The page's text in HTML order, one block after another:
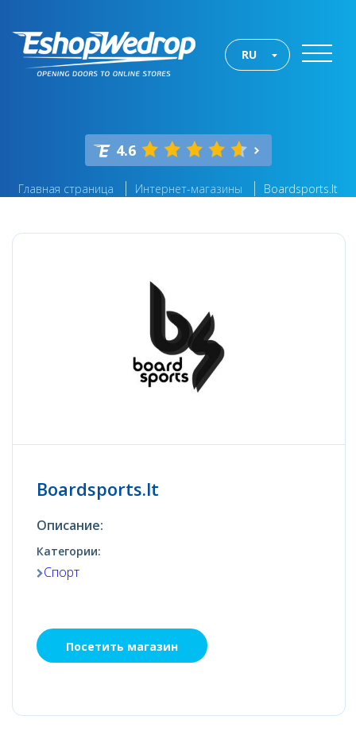
RU
4.6
Главная страница Интернет-магазины Boardsports.lt
Boardsports.lt
Описание:
Категории:
Спорт
Посетить магазин